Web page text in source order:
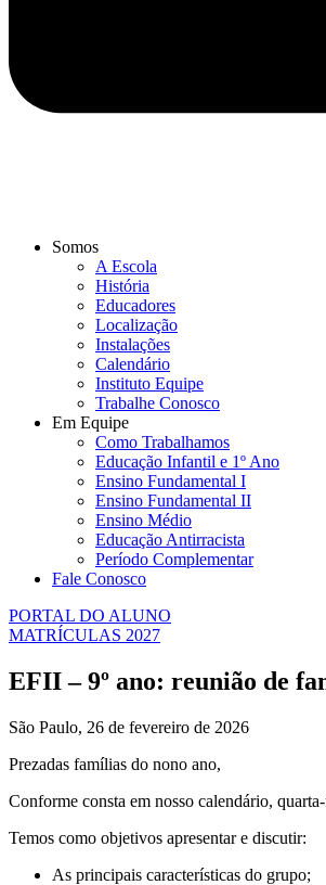
Somos
A Escola
História
Educadores
Localização
Instalações
Calendário
Instituto Equipe
Trabalhe Conosco
Em Equipe
Como Trabalhamos
Educação Infantil e 1º Ano
Ensino Fundamental I
Ensino Fundamental II
Ensino Médio
Educação Antirracista
Período Complementar
Fale Conosco
PORTAL DO ALUNO
MATRÍCULAS 2027
EFII – 9º ano: reunião de
São Paulo, 26 de fevereiro de 2026
Prezadas famílias do nono ano,
Conforme consta em nosso calendário,
Temos como objetivos apresentar e discutir:
As principais características do grupo;